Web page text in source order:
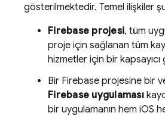
gösterilmektedir. Temel ilişkiler
Firebase projesi, tüm
proje için sağlanan tüm
hizmetler için bir kapsayıcı
Bir Firebase projesine bir
Firebase uygulaması
bir uygulamanın hem iOS